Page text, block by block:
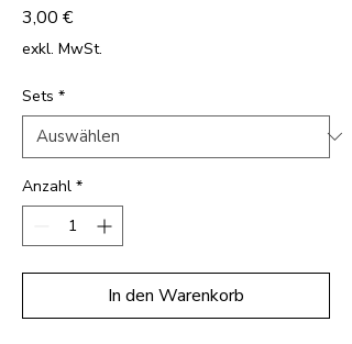
3,00 €Preis
exkl. MwSt.
Sets *
Anzahl *
In den Warenkorb